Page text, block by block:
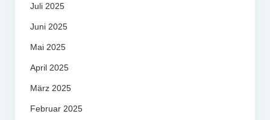
Juli 2025
Juni 2025
Mai 2025
April 2025
März 2025
Februar 2025